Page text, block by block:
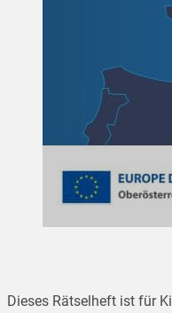
Dieses Rätselheft ist für